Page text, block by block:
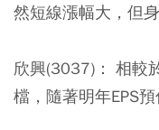
然短線漲幅大，但
欣興(3037)： 相較
檔，隨著明年EPS